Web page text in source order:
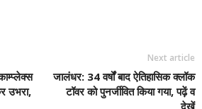
उभरा,
Next article
जालंधर: 34 वर्षों बाद ऐतिहासिक क्लॉक
टॉवर को पुनर्जीवित किया गया, पढ़ें व